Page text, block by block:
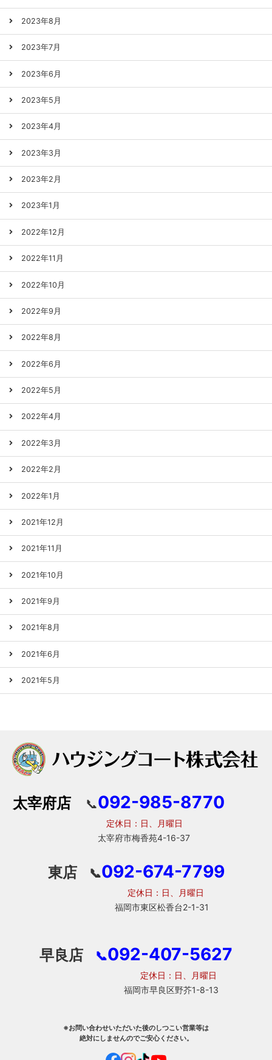
2023年8月
2023年7月
2023年6月
2023年5月
2023年4月
2023年3月
2023年2月
2023年1月
2022年12月
2022年11月
2022年10月
2022年9月
2022年8月
2022年6月
2022年5月
2022年4月
2022年3月
2022年2月
2022年1月
2021年12月
2021年11月
2021年10月
2021年9月
2021年8月
2021年6月
2021年5月
太宰府店 📞092-985-8770
定休日：日、月曜日
太宰府市梅香苑4-16-37
東店 📞092-674-7799
定休日：日、月曜日
福岡市東区松香台2-1-31
早良店 📞092-407-5627
定休日：日、月曜日
福岡市早良区野芥1-8-13
※お問い合わせいただいた後のしつこい営業等は
絶対にしませんのでご安心ください。